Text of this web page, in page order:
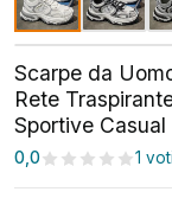
Scarpe da
Rete
Sportive
0,0 1 voti